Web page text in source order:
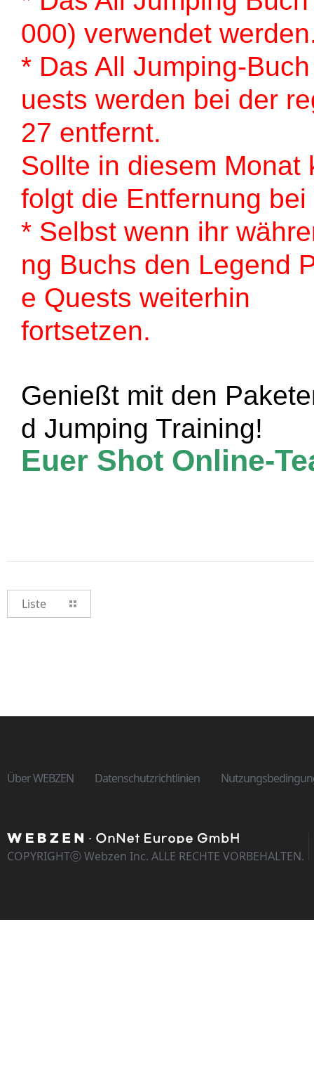
000) verwendet
* Das All Jumping-
uests werden bei der
27 entfernt.
Sollte in diesem
folgt die Entfernung
* Selbst wenn ihr
ng Buchs den Legend
e Quests weiterhin
fortsetzen.
Genießt mit den
d Jumping Training!
Euer Shot Online-
Liste
Über WEBZEN Datenschutzrichtlinien
COPYRIGHTⓒ Webzen Inc. ALLE RECHTE VORBEHALTEN.